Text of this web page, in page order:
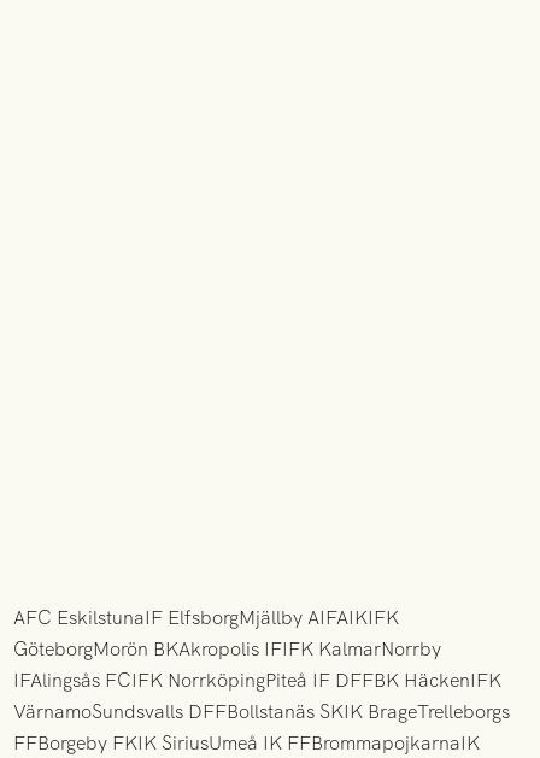
AFC EskilstunaIF ElfsborgMjällby AIFAIKIFK
GöteborgMorön BKAkropolis IFIFK KalmarNorrby
IFAlingsås FCIFK NorrköpingPiteå IF DFFBK HäckenIFK
VärnamoSundsvalls DFFBollstanäs SKIK BrageTrelleborgs
FFBorgeby FKIK SiriusUmeå IK FFBrommapojkarnaIK